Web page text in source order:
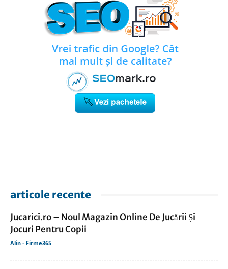
articole recente
Jucarici.ro – Noul Magazin Online De Jucării Și
Jocuri Pentru Copii
Alin - Firme365